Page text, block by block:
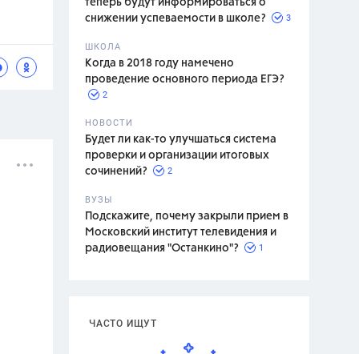
теперь будут информироваться о
снижении успеваемости в школе?
3
ШКОЛА
Когда в 2018 году намечено
проведение основного периода ЕГЭ?
2
НОВОСТИ
Будет ли как-то улучшаться система
проверки и организации итоговых
сочинений?
2
ВУЗЫ
Подскажите, почему закрыли прием в
Московский институт телевидения и
радиовещания "Останкино"?
1
ЧАСТО ИЩУТ